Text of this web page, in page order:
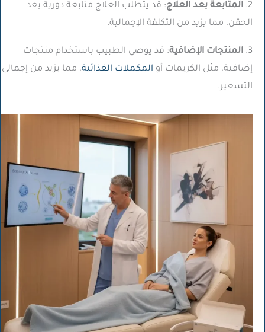
2. المتابعة بعد العلاج: قد يتطلب العلاج متابعة دورية بعد
الحقن، مما يزيد من التكلفة الإجمالية.
3. المنتجات الإضافية: قد يوصي الطبيب باستخدام منتجات
إضافية، مثل الكريمات أو المكملات الغذائية، مما يزيد من إجمالى
التسعير.